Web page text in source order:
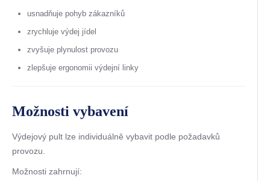
usnadňuje pohyb zákazníků
zrychluje výdej jídel
zvyšuje plynulost provozu
zlepšuje ergonomii výdejní linky
Možnosti vybavení
Výdejový pult lze individuálně vybavit podle požadavků
provozu.
Možnosti zahrnují: